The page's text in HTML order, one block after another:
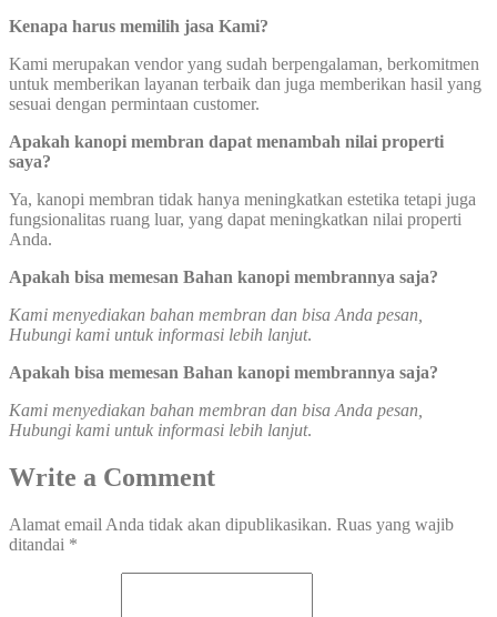
Kenapa harus memilih jasa Kami?
Kami merupakan vendor yang sudah berpengalaman, berkomitmen
untuk memberikan layanan terbaik dan juga memberikan hasil yang
sesuai dengan permintaan customer.
Apakah kanopi membran dapat menambah nilai properti
saya?
Ya, kanopi membran tidak hanya meningkatkan estetika tetapi juga
fungsionalitas ruang luar, yang dapat meningkatkan nilai properti
Anda.
Apakah bisa memesan Bahan kanopi membrannya saja?
Kami menyediakan bahan membran dan bisa Anda pesan,
Hubungi kami untuk informasi lebih lanjut.
Apakah bisa memesan Bahan kanopi membrannya saja?
Kami menyediakan bahan membran dan bisa Anda pesan,
Hubungi kami untuk informasi lebih lanjut.
Write a Comment
Alamat email Anda tidak akan dipublikasikan. Ruas yang wajib
ditandai *